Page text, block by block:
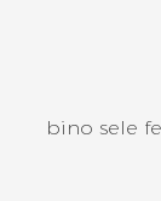
bino sele